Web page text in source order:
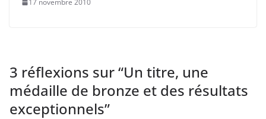
17 novembre 2010
3 réflexions sur “Un titre, une
médaille de bronze et des résultats
exceptionnels”